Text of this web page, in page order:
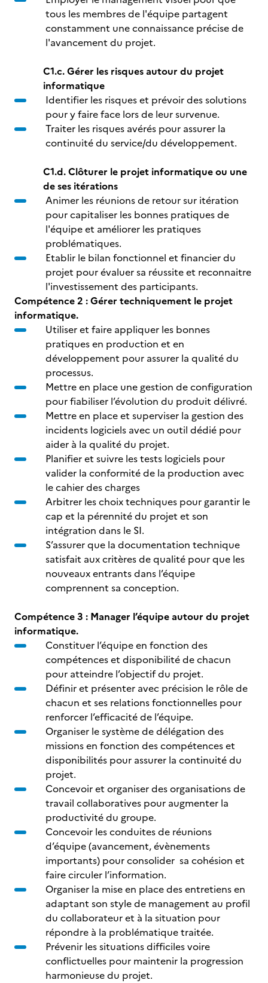
tous les membres de l'équipe partagent
constamment une connaissance précise de
l'avancement du projet.
C1.c. Gérer les risques autour du projet
informatique
Identifier les risques et prévoir des solutions
pour y faire face lors de leur survenue.
Traiter les risques avérés pour assurer la
continuité du service/du développement.
C1.d. Clôturer le projet informatique ou une
de ses itérations
Animer les réunions de retour sur itération
pour capitaliser les bonnes pratiques de
l'équipe et améliorer les pratiques
problématiques.
Etablir le bilan fonctionnel et financier du
projet pour évaluer sa réussite et reconnaitre
l'investissement des participants.
Compétence 2 : Gérer techniquement le projet
informatique.
Utiliser et faire appliquer les bonnes
pratiques en production et en
développement pour assurer la qualité du
processus.
Mettre en place une gestion de configuration
pour fiabiliser l’évolution du produit délivré.
Mettre en place et superviser la gestion des
incidents logiciels avec un outil dédié pour
aider à la qualité du projet.
Planifier et suivre les tests logiciels pour
valider la conformité de la production avec
le cahier des charges
Arbitrer les choix techniques pour garantir le
cap et la pérennité du projet et son
intégration dans le SI.
S’assurer que la documentation technique
satisfait aux critères de qualité pour que les
nouveaux entrants dans l’équipe
comprennent sa conception.
Compétence 3 : Manager l’équipe autour du projet
informatique.
Constituer l’équipe en fonction des
compétences et disponibilité de chacun
pour atteindre l’objectif du projet.
Définir et présenter avec précision le rôle de
chacun et ses relations fonctionnelles pour
renforcer l’efficacité de l’équipe.
Organiser le système de délégation des
missions en fonction des compétences et
disponibilités pour assurer la continuité du
projet.
Concevoir et organiser des organisations de
travail collaboratives pour augmenter la
productivité du groupe.
Concevoir les conduites de réunions
d’équipe (avancement, évènements
importants) pour consolider sa cohésion et
faire circuler l’information.
Organiser la mise en place des entretiens en
adaptant son style de management au profil
du collaborateur et à la situation pour
répondre à la problématique traitée.
Prévenir les situations difficiles voire
conflictuelles pour maintenir la progression
harmonieuse du projet.